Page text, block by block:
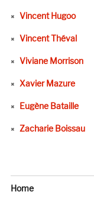
Vincent Hugoo
Vincent Théval
Viviane Morrison
Xavier Mazure
Eugène Bataille
Zacharie Boissau
Home